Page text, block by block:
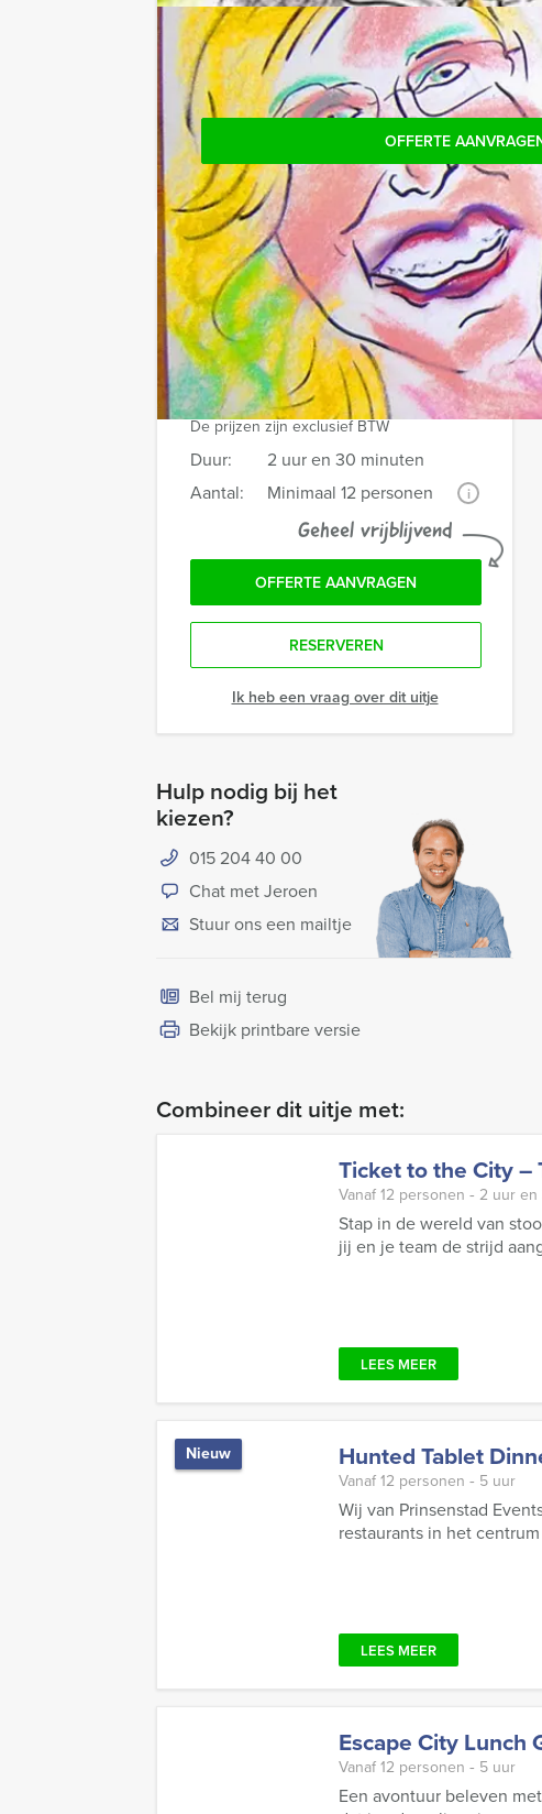
Jouw uitje
Prijs :
12 - 24 personen
€ 49,50 p.p.
Vanaf 25 personen
€ 47,50 p.p.
De prijzen zijn exclusief BTW
Duur:
2 uur en 30 minuten
Aantal:
Minimaal 12 personen i
Geheel vrijblijvend
OFFERTE AANVRAGEN
RESERVEREN
Ik heb een vraag over dit uitje
Hulp nodig bij het
kiezen?
015 204 40 00
Chat met Jeroen
Stuur ons een mailtje
Bel mij terug
Bekijk printbare versie
Komt u niet aan het minimale aantal
gewoon voor minder personen boeken!
OFFERTE
Combineer dit uitje met:
Ticket to the City –
Vanaf 12 personen ‐ 2 uur
Stap in de wereld van
jij en je team de strijd
LEES MEER
Hunted Tablet
Nieuw
Vanaf 12 personen ‐ 5 uur
Wij van Prinsenstad
restaurants in het
LEES MEER
Escape City Lunch
Vanaf 12 personen ‐ 5 uur
Een avontuur beleven